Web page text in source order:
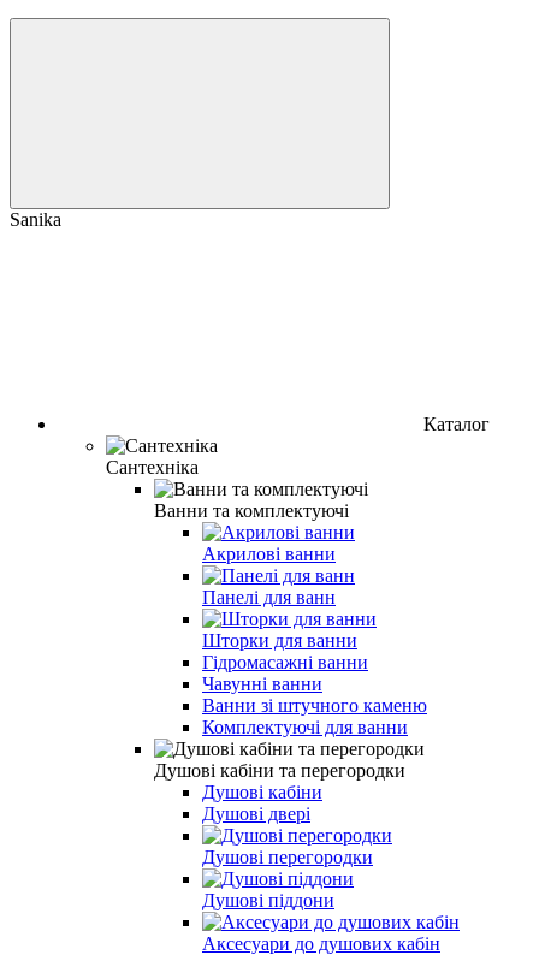
Sanika
Каталог
Сантехніка
Ванни та комплектуючі
Акрилові ванни
Панелі для ванн
Шторки для ванни
Гідромасажні ванни
Чавунні ванни
Ванни зі штучного каменю
Комплектуючі для ванни
Душові кабіни та перегородки
Душові кабіни
Душові двері
Душові перегородки
Душові піддони
Аксесуари до душових кабін